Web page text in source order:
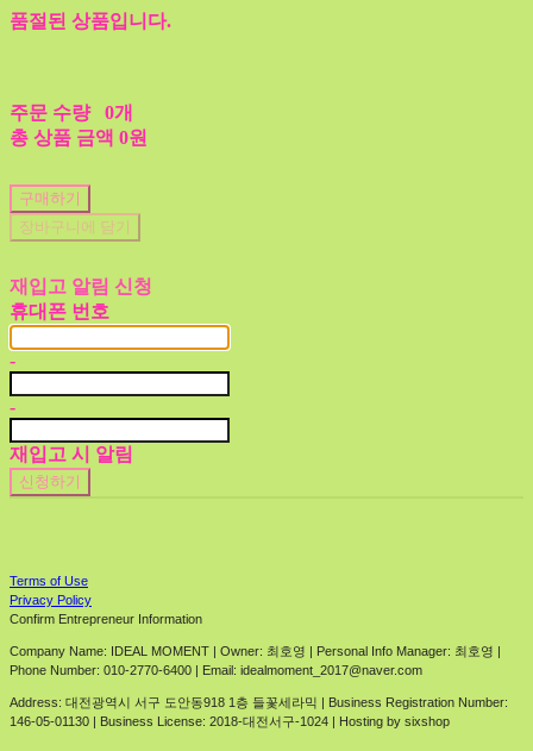
품절된 상품입니다.
주문 수량
0개
총 상품 금액 0원
구매하기
장바구니에 담기
재입고 알림 신청
휴대폰 번호
-
-
재입고 시 알림
신청하기
Terms of Use
Privacy Policy
Confirm Entrepreneur Information
Company Name: IDEAL MOMENT | Owner: 최호영 | Personal Info Manager: 최호영 |
Phone Number: 010-2770-6400 | Email: idealmoment_2017@naver.com
Address: 대전광역시 서구 도안동918 1층 들꽃세라믹 | Business Registration Number:
146-05-01130 | Business License: 2018-대전서구-1024 | Hosting by sixshop